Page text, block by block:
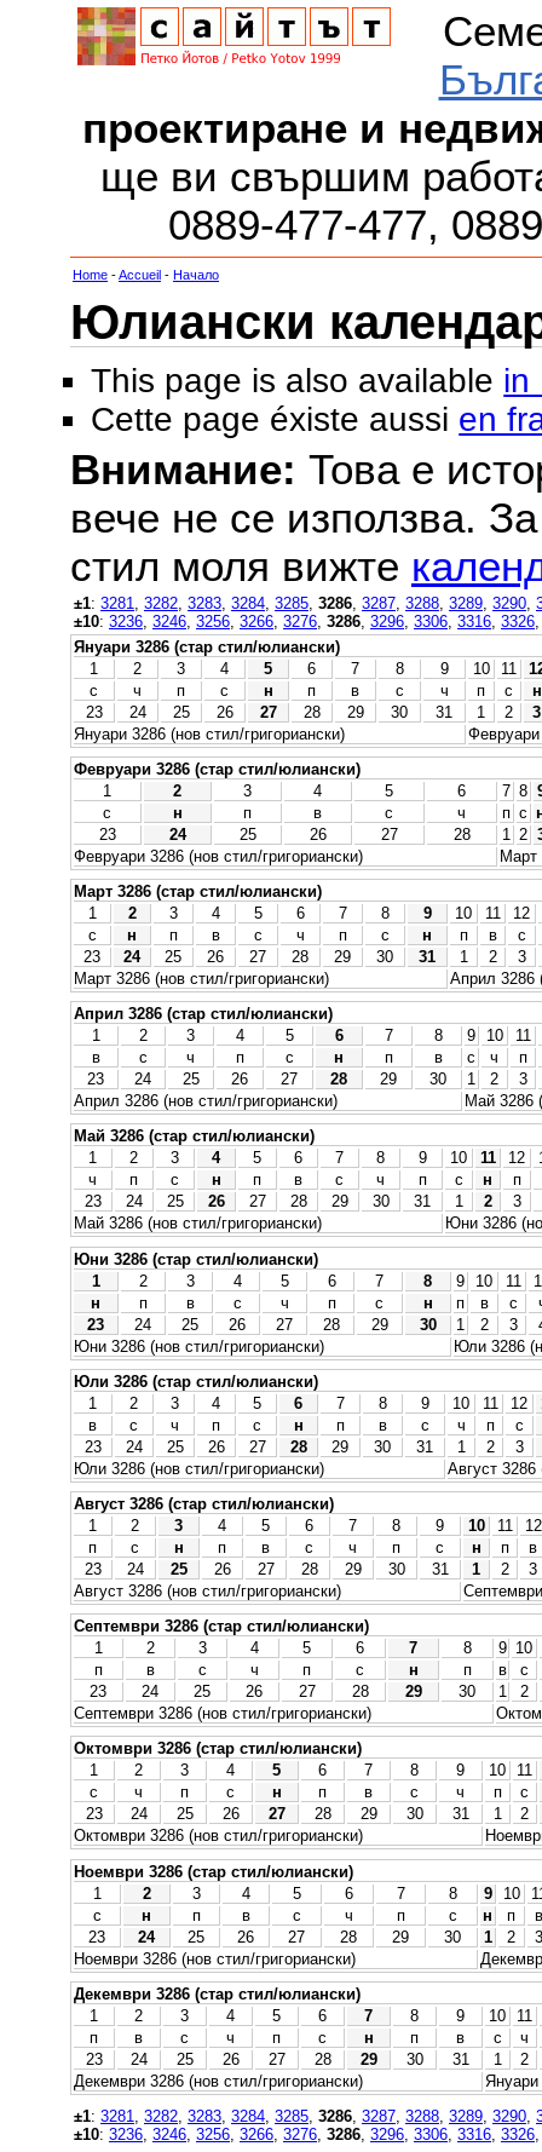
проектиране и
ще ви свършим
0889-477-477,
Home -Accueil - Начало
Юлиански
This page is also available in
Cette page éxiste aussi en
Внимание: Това е
вече не се използва.
стил моля вижте
±1: 3281 3282 3283 3284 3285 3286 3287 3288 3289 3290
±10: 3236 3246 3256 3266 3276 3286 3296 3306 3316 3326
Януари 3286 (стар стил/юлиански)
1
2 3 4 5 6 7 8 9 10 11
с
ч п с н п в с ч п с
н
23
24 25 26 27 28 29 30 31 1 2
3
Януари 3286 (нов стил/григориански)
Февруари
Февруари 3286 (стар стил/юлиански)
1
2 3 4 5 6 7 8
с
н п в с ч п с
23
24 25 26 27 28 1 2
Февруари 3286 (нов стил/григориански)
Март
Март 3286 (стар стил/юлиански)
1
2 3 4 5 6 7 8 9 10 11
12
с
н п в с ч п с н п в
с
23
24 25 26 27 28 29 30 31 1 2
3
Март 3286 (нов стил/григориански)
Април 3286
Април 3286 (стар стил/юлиански)
1
2 3 4 5 6 7 8 9 10
11
в
с ч п с н п в с ч
п
23
24 25 26 27 28 29 30 1 2
3
Април 3286 (нов стил/григориански)
Май 3286
Май 3286 (стар стил/юлиански)
1
2 3 4 5 6 7 8 9 10 11 12
ч
п с н п в с ч п с н
п
23
24 25 26 27 28 29 30 31 1 2
3
Май 3286 (нов стил/григориански)
Юни 3286
Юни 3286 (стар стил/юлиански)
1
2 3 4 5 6 7 8 9 10 11
н
п в с ч п с н п в с
23
24 25 26 27 28 29 30 1 2 3
Юни 3286 (нов стил/григориански)
Юли 3286
Юли 3286 (стар стил/юлиански)
1
2 3 4 5 6 7 8 9 10 11 12
в
с ч п с н п в с ч п
с
23
24 25 26 27 28 29 30 31 1 2
3
Юли 3286 (нов стил/григориански)
Август 3286
Август 3286 (стар стил/юлиански)
1
2 3 4 5 6 7 8 9 10 11
12
п
с н п в с ч п с н п
в
23
24 25 26 27 28 29 30 31 1 2
3
Август 3286 (нов стил/григориански)
Септември 3286 (стар стил/юлиански)
1
2 3 4 5 6 7 8 9 10
п
в с ч п с н п в
с
23
24 25 26 27 28 29 30 1
2
Септември 3286 (нов стил/григориански)
Октомври 3286 (стар стил/юлиански)
1
2 3 4 5 6 7 8 9 10
11
с
ч п с н п в с ч п
с
23
24 25 26 27 28 29 30 31 1
2
Октомври 3286 (нов стил/григориански)
Ноември 3286 (стар стил/юлиански)
1
2 3 4 5 6 7 8 9 10
с
н п в с ч п с н п
в
23
24 25 26 27 28 29 30 1 2
3
Ноември 3286 (нов стил/григориански)
Декември 3286 (стар стил/юлиански)
1
2 3 4 5 6 7 8 9 10
11
п
в с ч п с н п в с
ч
23
24 25 26 27 28 29 30 31 1
2
Декември 3286 (нов стил/григориански)
Януари
±1: 3281 3282 3283 3284 3285 3286 3287 3288 3289 3290
±10: 3236 3246 3256 3266 3276 3286 3296 3306 3316 3326